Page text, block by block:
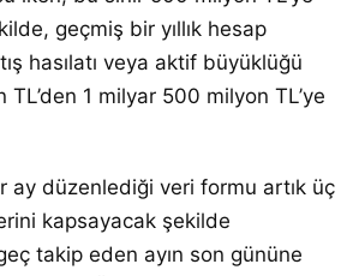
geçmiş bir yıllık hesap
hasılatı veya aktif büyüklüğü
1 milyar 500 milyon TL’ye
ay düzenlediği veri formu artık üç
kapsayacak şekilde
takip eden ayın son gününe